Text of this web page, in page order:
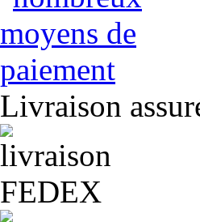
Livraison